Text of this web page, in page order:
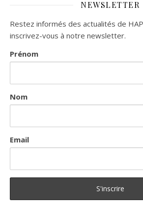
NEWSLETTER
Restez informés des actualités de
inscrivez-vous à notre newsletter.
Prénom
Nom
Email